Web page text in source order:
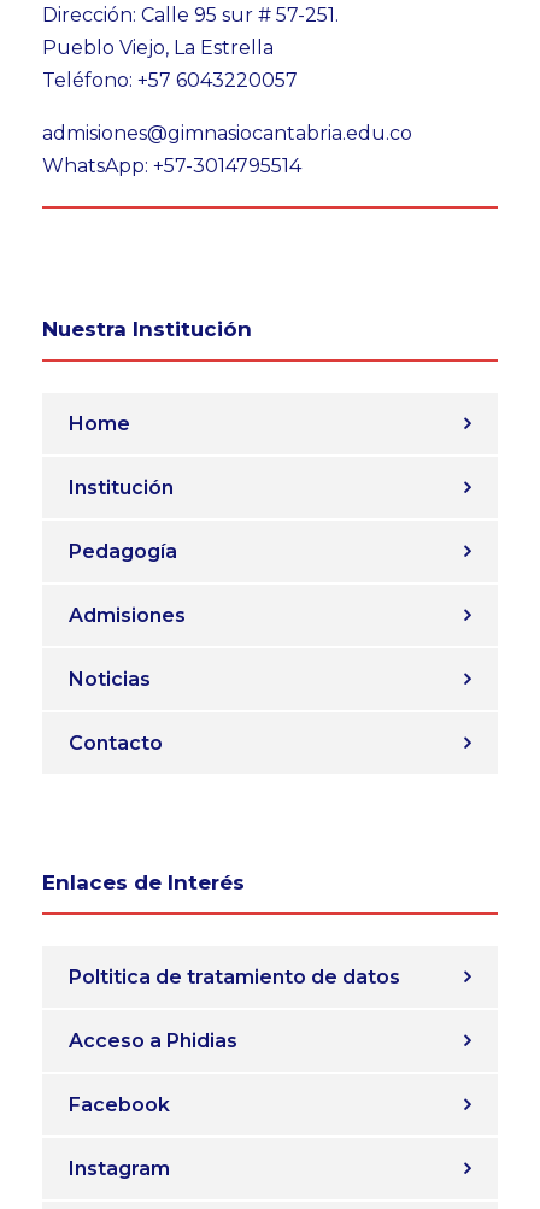
Dirección: Calle 95 sur # 57-251.
Pueblo Viejo, La Estrella
Teléfono: +57 6043220057
admisiones@gimnasiocantabria.edu.co
WhatsApp: +57-3014795514
Nuestra Institución
Home
Institución
Pedagogía
Admisiones
Noticias
Contacto
Enlaces de Interés
Poltitica de tratamiento de datos
Acceso a Phidias
Facebook
Instagram